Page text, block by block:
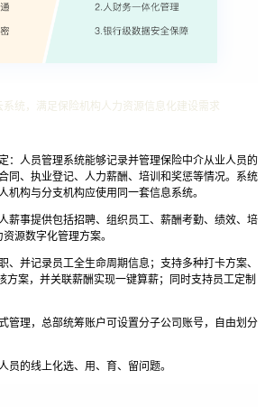
系统，满足保险机构人力资源信息化建设需求
：人员管理系统能够记录并管理保险中介从业人员的
同、执业登记、人力薪酬、培训和奖惩等情况。系统
机构与分支机构应使用同一套信息系统。
薪事提供包括招聘、组织员工、薪酬考勤、绩效、培
源数字化管理方案。
、并记录员工全生命周期信息；支持多种打卡方案、
方案，并关联薪酬实现一键算薪；同时支持员工定制
管理，总部统筹账户可设置分子公司账号，自由划分
员的线上化选、用、育、留问题。